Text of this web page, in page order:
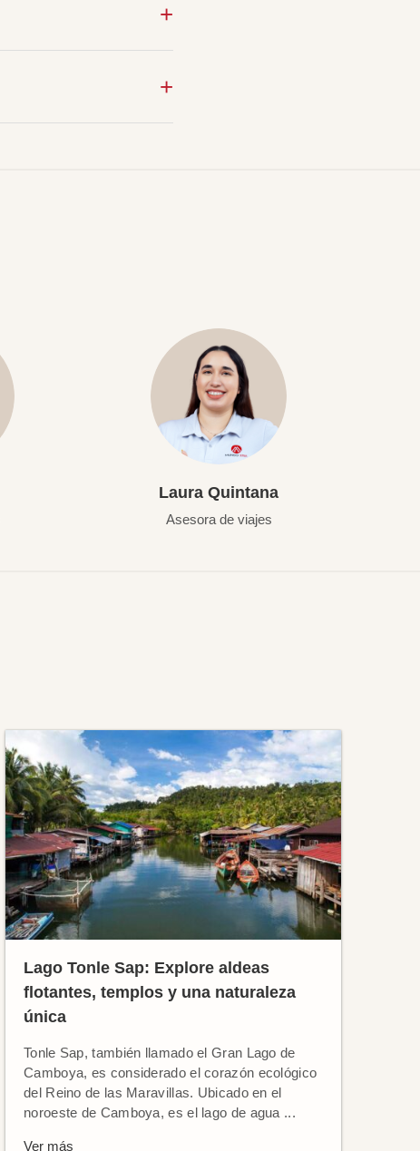
Laura Quintana
Asesora de viajes
Lago Tonle Sap: Explore aldeas
flotantes, templos y una naturaleza
única
Tonle Sap, también llamado el Gran Lago de
Camboya, es considerado el corazón ecológico
del Reino de las Maravillas. Ubicado en el
noroeste de Camboya, es el lago de agua ...
Ver más